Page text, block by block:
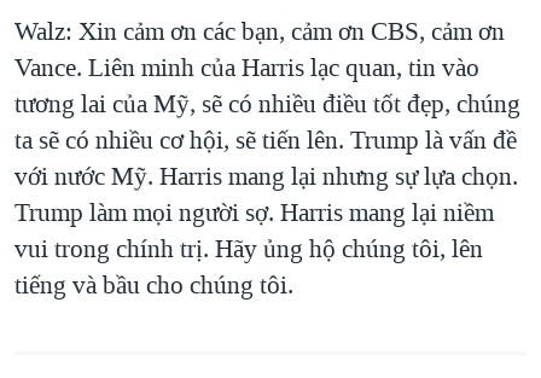
Walz: Xin cảm ơn các bạn, cảm ơn CBS, cảm ơn
Vance. Liên minh của Harris lạc quan, tin vào
tương lai của Mỹ, sẽ có nhiều điều tốt đẹp, chúng
ta sẽ có nhiều cơ hội, sẽ tiến lên. Trump là vấn đề
với nước Mỹ. Harris mang lại nhưng sự lựa chọn.
Trump làm mọi người sợ. Harris mang lại niềm
vui trong chính trị. Hãy ủng hộ chúng tôi, lên
tiếng và bầu cho chúng tôi.